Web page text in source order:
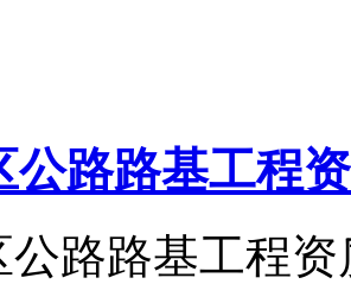
公路路基工程
公路路基工程